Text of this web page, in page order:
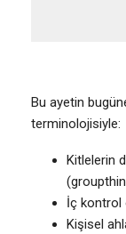
Bu ayetin
terminolojisiyle:
Kitlelerin
İç kontrol
Kişisel